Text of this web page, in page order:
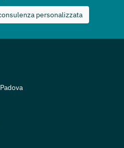
personalizzata